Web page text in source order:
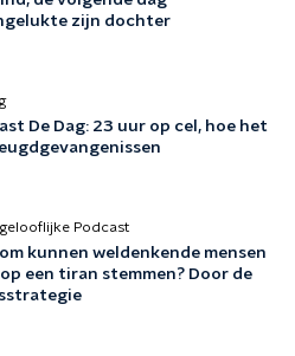
zijn dochter
De Dag: 23 uur op cel, hoe het
Podcast
kunnen weldenkende mensen
een tiran stemmen? Door de